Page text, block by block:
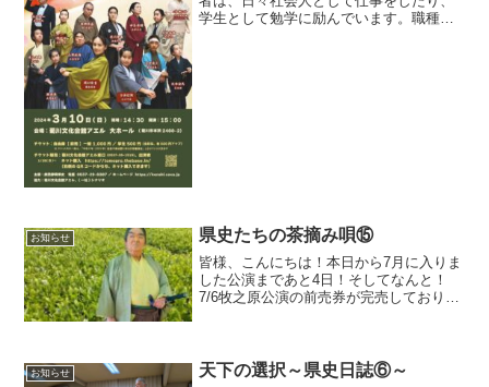
学生として勉学に励んでいます。職種、
お知らせ 県史たちの茶摘み唄⑮
皆様、こんにちは！本日から7月に入りま
した公演まであと4日！そしてなんと！
7/6牧之原公演の前売券が完売しておりま
き続き、7/20（...
お知らせ 天下の選択～県史日誌⑥～